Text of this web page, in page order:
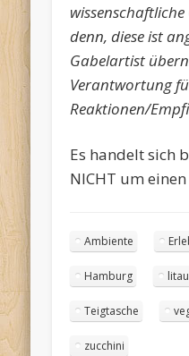
denn, diese ist
Gabelartist
Verantwortung
Reaktionen/
Es handelt sich
NICHT um
Ambiente
Hamburg
Teigtasche
zucchini